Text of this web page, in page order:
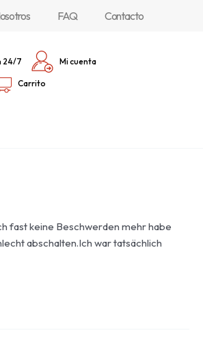
FAQ Contacto
24/7 Mi cuenta
Carrito
fast keine Beschwerden mehr habe
abschalten.Ich war tatsächlich